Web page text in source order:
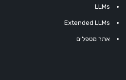
LLMs
Extended LLMs
אתר מטפלים